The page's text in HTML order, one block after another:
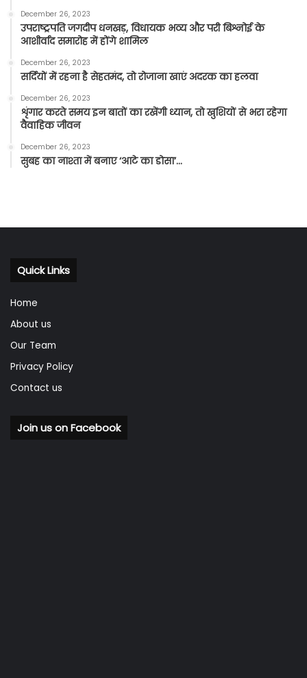
December 26, 2023
उपराष्ट्रपति जगदीप धनखड़, विधायक भव्य और परी बिश्नोई के
आशीर्वाद समारोह में होंगे शामिल
December 26, 2023
सर्दियों में रहना है सेहतमंद, तो रोजाना खाएं अदरक का हलवा
December 26, 2023
शृंगार करते समय इन बातों का रखेंगी ध्यान, तो खुशियों से भरा रहेगा
वैवाहिक जीवन
December 26, 2023
सुबह का नाश्ता में बनाए ‘आटे का डोसा’…
Quick Links
Home
About us
Our Team
Privacy Policy
Contact us
Join us on Facebook